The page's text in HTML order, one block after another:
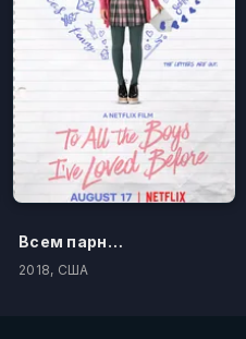
Всем парням, которых я любила раньше
2018, США